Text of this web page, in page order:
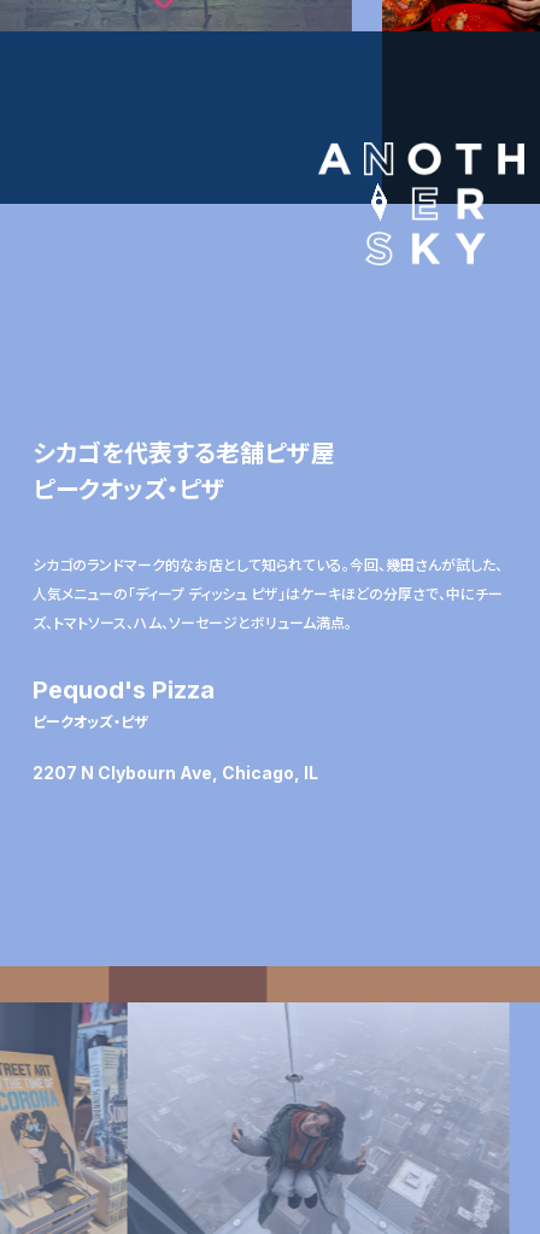
シカゴを代表する老舗ピザ屋
ピークオッズ・ピザ
シカゴのランドマーク的なお店として知られている。今回、幾田さんが試した、
人気メニューの「ディープ ディッシュ ピザ」はケーキほどの分厚さで、中にチー
ズ、トマトソース、ハム、ソーセージとボリューム満点。
Pequod's Pizza
ピークオッズ・ピザ
2207 N Clybourn Ave, Chicago, IL